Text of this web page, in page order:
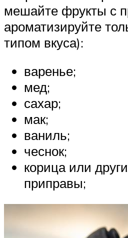
мешайте фрукты с
ароматизируйте
типом вкуса):
варенье;
мед;
сахар;
мак;
ваниль;
чеснок;
корица или
приправы;